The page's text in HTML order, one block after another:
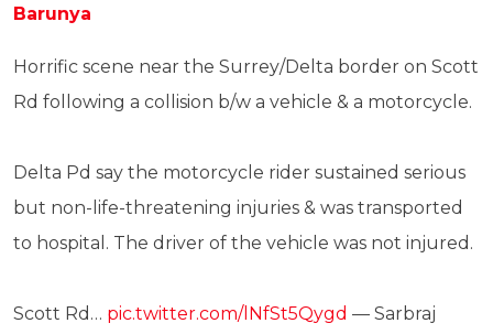
Barunya
Horrific scene near the Surrey/Delta border on Scott
Rd following a collision b/w a vehicle & a motorcycle.
Delta Pd say the motorcycle rider sustained serious
but non-life-threatening injuries & was transported
to hospital. The driver of the vehicle was not injured.
Scott Rd… pic.twitter.com/lNfSt5Qygd — Sarbraj